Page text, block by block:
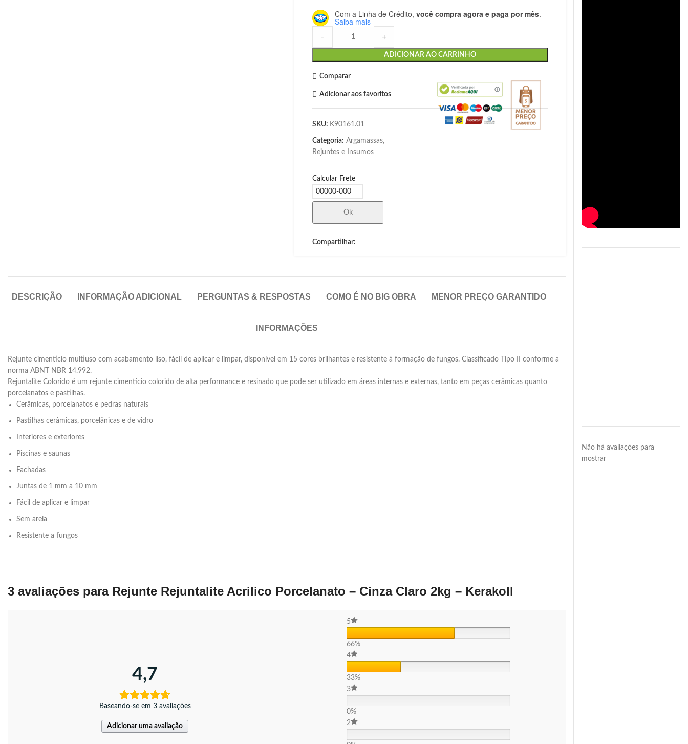
Com a Linha de Crédito, você compra agora e paga por mês.
Saiba mais
- +
ADICIONAR AO CARRINHO
Comparar
Adicionar aos favoritos
SKU: K90161.01
Categoria: Argamassas,
Rejuntes e Insumos
Calcular Frete
Ok
Compartilhar:
DESCRIÇÃO INFORMAÇÃO ADICIONAL PERGUNTAS & RESPOSTAS COMO É NO BIG OBRA MENOR PREÇO GARANTIDO
INFORMAÇÕES
Rejunte cimentício multiuso com acabamento liso, fácil de aplicar e limpar, disponível em 15 cores brilhantes e resistente à formação de fungos. Classificado Tipo II conforme a
norma ABNT NBR 14.992.
Rejuntalite Colorido é um rejunte cimentício colorido de alta performance e resinado que pode ser utilizado em áreas internas e externas, tanto em peças cerâmicas quanto
porcelanatos e pastilhas.
Cerâmicas, porcelanatos e pedras naturais
Pastilhas cerâmicas, porcelânicas e de vidro
Interiores e exteriores
Piscinas e saunas
Fachadas
Juntas de 1 mm a 10 mm
Fácil de aplicar e limpar
Sem areia
Resistente a fungos
3 avaliações para Rejunte Rejuntalite Acrilico Porcelanato – Cinza Claro 2kg – Kerakoll
4,7
Baseando-se em 3 avaliações
Adicionar uma avaliação
5
66%
4
33%
3
0%
2
Não há avaliações para
mostrar